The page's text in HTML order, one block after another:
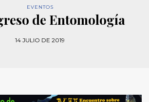
EVENTOS
de Entomología
14 JULIO DE 2019